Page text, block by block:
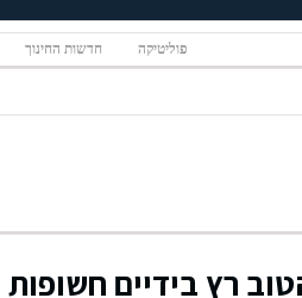
פוליטיקה חדשות החינוך
רץ בידיים